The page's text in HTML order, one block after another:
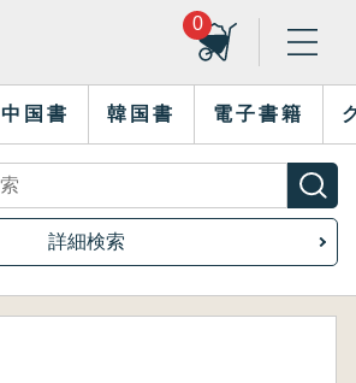
0
中国書 韓国書 電子書籍
詳細検索